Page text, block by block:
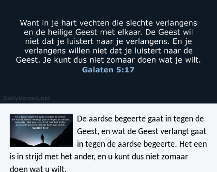
De aardse begeerte gaat in tegen de
Geest, en wat de Geest verlangt gaat
in tegen de aardse begeerte. Het een
is in strijd met het ander, en u kunt dus niet zomaar
doen wat u wilt.